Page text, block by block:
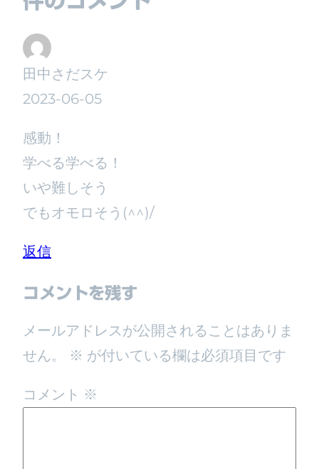
田中さだスケ
2023-06-05
感動！
学べる学べる！
いや難しそう
でもオモロそう(^^)/
返信
コメントを残す
メールアドレスが公開されることはありま
せん。
※ が付いている欄は必須項目です
コメント ※